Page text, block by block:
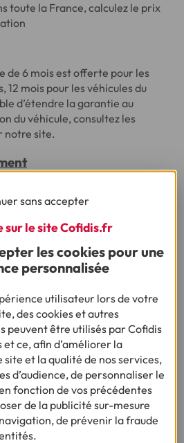
toute la France, calculez le prix
de 6 mois est offerte pour les
12 mois pour les véhicules du
d’étendre la garantie au
du véhicule, consultez les
notre site.
site.
vous intéresser
?
passer par Carizy pour
?
sans accepter
sur le site Cofidis.fr
les cookies pour une
personnalisée
utilisateur lors de votre
des cookies et autres
peuvent être utilisés par Cofidis
ce, afin d’améliorer la
et la qualité de nos services,
d’audience, de personnaliser le
fonction de vos précédentes
de la publicité sur-mesure
de prévenir la fraude